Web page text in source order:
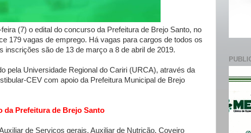
(7) o edital do concurso da Prefeitura de Brejo Santo, no
179 vagas de emprego. Há vagas para cargos de todos os
inscrições são de 13 de março a 8 de abril de 2019.
pela Universidade Regional do Cariri (URCA), através da
CEV com apoio da Prefeitura Municipal de Brejo
da Prefeitura de Brejo Santo
de Serviços gerais, Auxiliar de Nutrição, Coveiro